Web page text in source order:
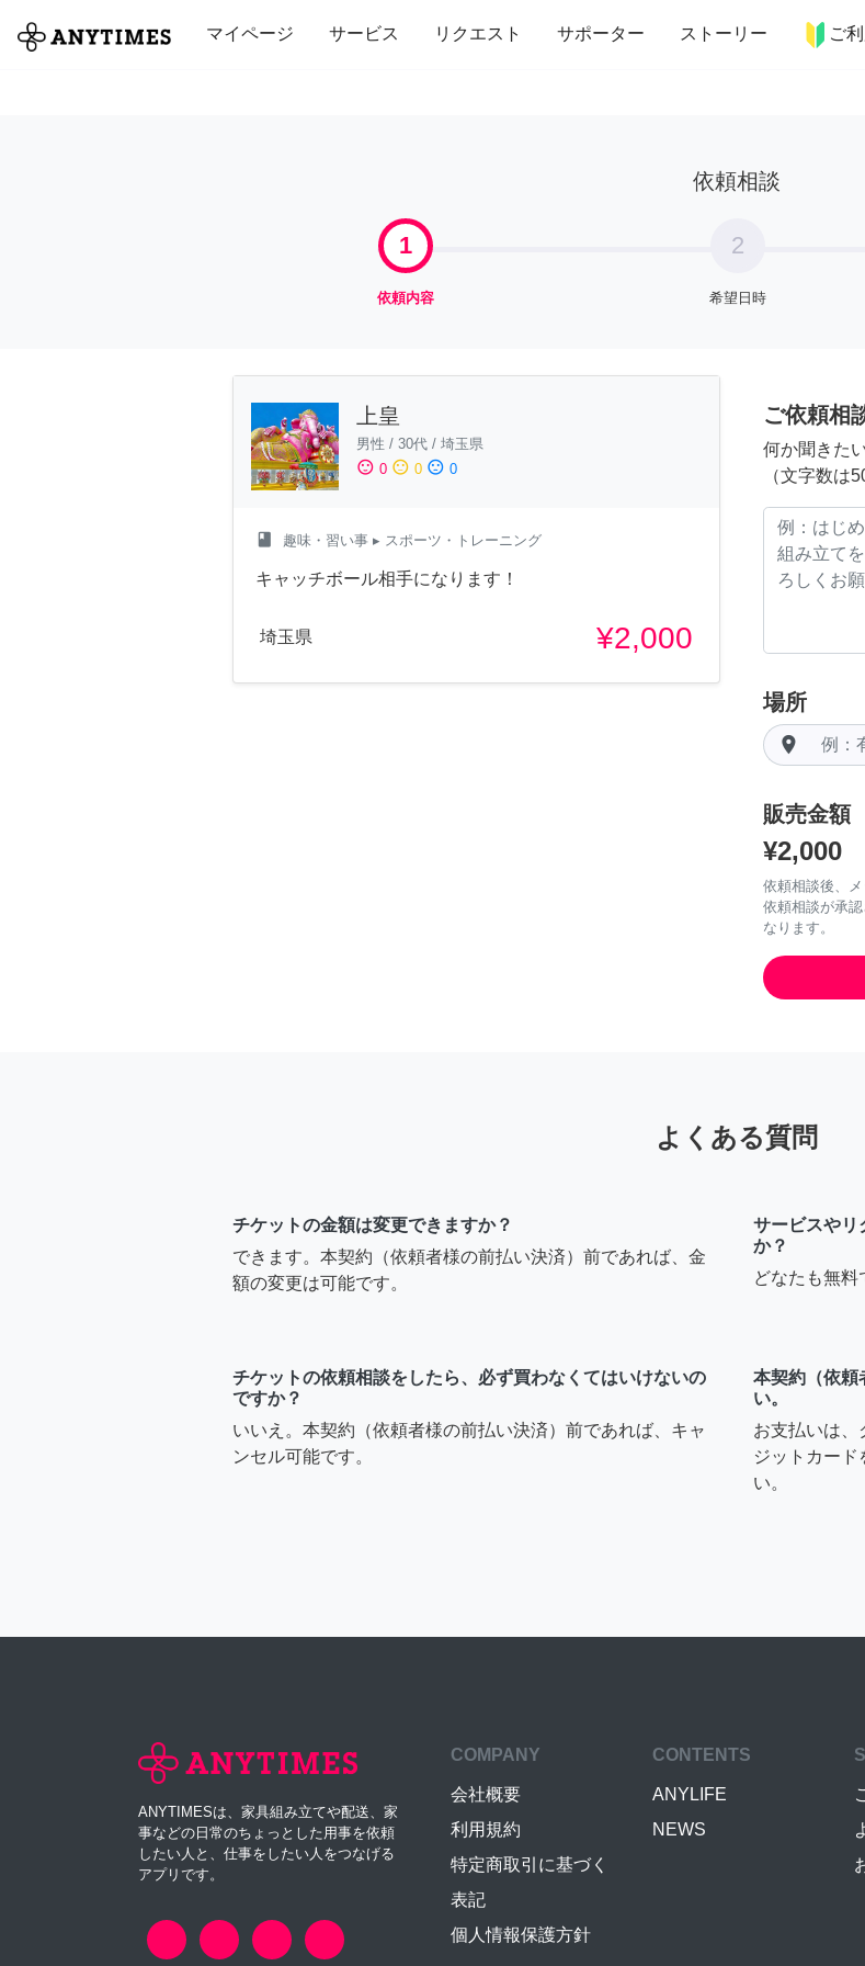
マイページ サービス リクエスト サポーター ストーリー ご
全て 修理・組立 家事 引っ越し インテリア 趣味・習い事 ペット
依頼相談
1
依頼内容
2
希望日時
上皇
男性 / 30代 / 埼玉県
sentiment_satisfied 0 sentiment_neutral 0 sentiment_dissatisfied 0
class 趣味・習い事 ▸ スポーツ・トレーニング
キャッチボール相手になります！
埼玉県 ¥2,000
ご依頼相
何か聞きた
（文字数は
場所
room
販売金額
¥2,000
依頼相談後、
依頼相談が承
なります。
よくある質問
チケットの金額は変更できますか？
できます。本契約（依頼者様の前払い決済）前であれば、金
額の変更は可能です。
サービスやリ
か？
どなたも無料
チケットの依頼相談をしたら、必ず買わなくてはいけないの
ですか？
いいえ。本契約（依頼者様の前払い決済）前であれば、キャ
ンセル可能です。
本契約（依頼
い。
お支払いは、
ジットカード
い。
ANYTIMESは、家具組み立てや配送、家
事などの日常のちょっとした用事を依頼
したい人と、仕事をしたい人をつなげる
アプリです。
COMPANY
会社概要
利用規約
特定商取引に基づく
表記
個人情報保護方針
CONTENTS
ANYLIFE
NEWS